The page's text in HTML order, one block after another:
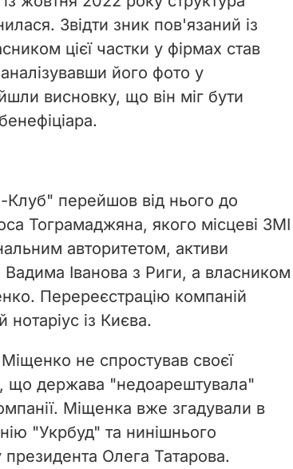
Звідти зник пов'язаний із
цієї частки у фірмах став
його фото у
висновку, що він міг бути
перейшов від нього до
Тограмаджяна, якого місцеві ЗМІ
авторитетом, активи
Іванова з Риги, а власником
Перереєстрацію компаній
із Києва.
не спростував своєї
що держава "недоарештувала"
Міщенка вже згадували в
"Укрбуд" та нинішнього
президента Олега Татарова.